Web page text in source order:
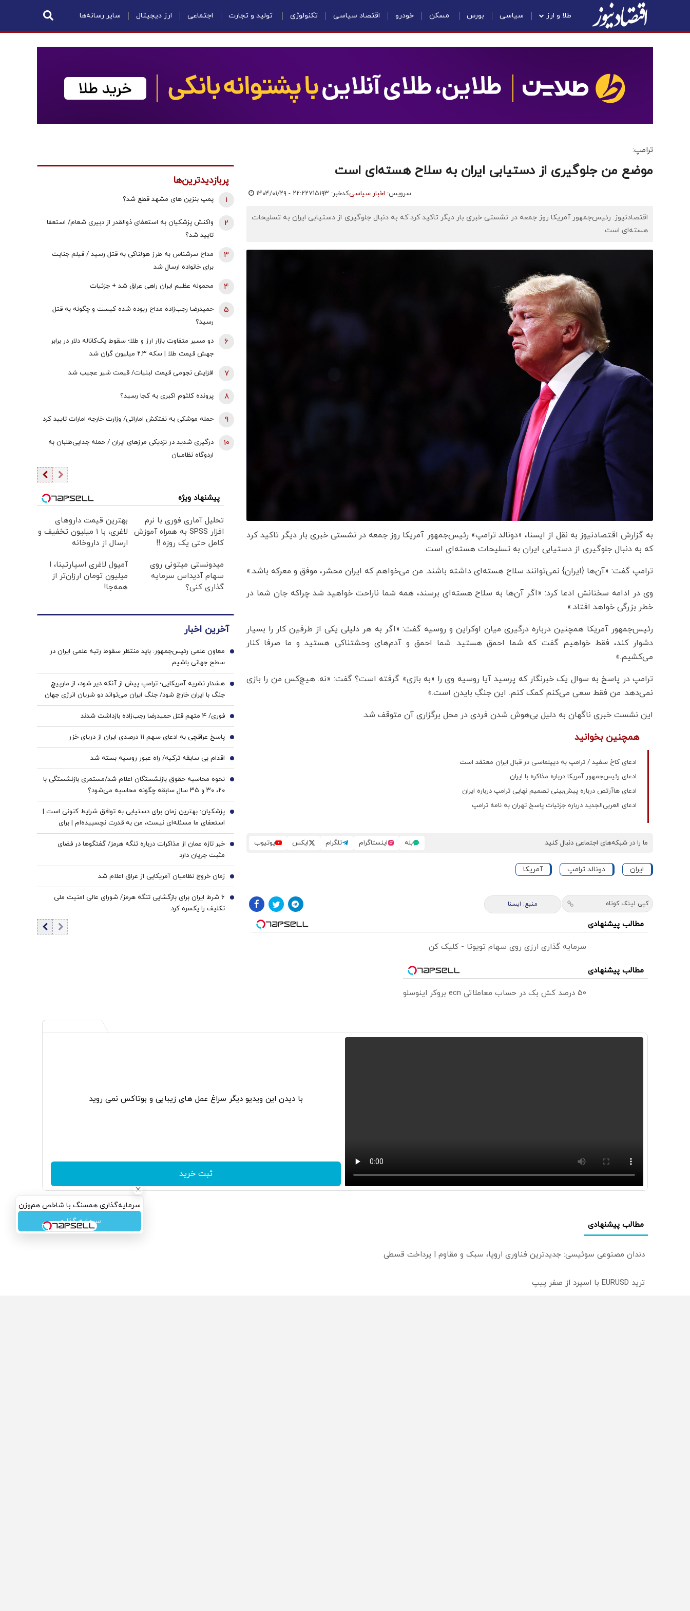
طلا و ارز سیاسی بورس مسکن خودرو اقتصاد سیاسی تکنولوژی تولید و تجارت اجتماعی ارز دیجیتال سایر رسانه‌ها
ترامپ:
موضع من جلوگیری از دستیابی ایران به سلاح هسته‌ای است
سرویس: اخبار سیاسیکدخبر: ۷۱۵۱۹۳ ۱۴۰۴/۰۱/۲۹ - ۲۲:۲۲
اقتصادنیوز: رئیس‌جمهور آمریکا روز جمعه در نشستی خبری بار دیگر تاکید کرد که به دنبال جلوگیری از دستیابی ایران به تسلیحات
هسته‌ای است.
به گزارش اقتصادنیوز به نقل از ایسنا، «دونالد ترامپ» رئیس‌جمهور آمریکا روز جمعه در نشستی خبری بار دیگر تاکید کرد
که به دنبال جلوگیری از دستیابی ایران به تسلیحات هسته‌ای است.
ترامپ گفت: «آن‌ها {ایران} نمی‌توانند سلاح هسته‌ای داشته باشند. من می‌خواهم که ایران محشر، موفق و معرکه باشد.»
وی در ادامه سخنانش ادعا کرد: «اگر آن‌ها به سلاح هسته‌ای برسند، همه شما ناراحت خواهید شد چراکه جان شما در
خطر بزرگی خواهد افتاد.»
رئیس‌جمهور آمریکا همچنین درباره درگیری میان اوکراین و روسیه گفت: «اگر به هر دلیلی یکی از طرفین کار را بسیار
دشوار کند، فقط خواهیم گفت که شما احمق هستید. شما احمق‌ و آدم‌های وحشتناکی هستید و ما صرفا کنار
می‌کشیم.»
ترامپ در پاسخ به سوال یک خبرنگار که پرسید آیا روسیه وی را «به بازی» گرفته است؟ گفت: «نه. هیچ‌کس من را بازی
نمی‌دهد. من فقط سعی می‌کنم کمک کنم. این جنگِ بایدن است.»
این نشست خبری ناگهان به دلیل بی‌هوش شدن فردی در محل برگزاری آن متوقف شد.
همچنین بخوانید
ادعای کاخ سفید / ترامپ به دیپلماسی در قبال ایران معتقد است
ادعای رئیس‌جمهور آمریکا درباره مذاکره با ایران
ادعای هاآرتص درباره پیش‌بینی تصمیم نهایی ترامپ درباره ایران
ادعای العربی‌الجدید درباره جزئیات پاسخ تهران به نامه ترامپ
ما را در شبکه‌های اجتماعی دنبال کنید بله اینستاگرام تلگرام ایکس یوتیوب
ایران دونالد ترامپ آمریکا
کپی لینک کوتاه منبع: ايسنا
مطالب پیشنهادی
سرمایه گذاری ارزی روی سهام تویوتا - کلیک کن
مطالب پیشنهادی
۵۰ درصد کش بک در حساب معاملاتی ecn بروکر اینوسلو
سرمایه‌گذاری همسنگ با شاخص هم‌وزن
سرمایه گذاری
پربازدیدترین‌ها
پمپ بنزین های مشهد قطع شد؟ 1
واکنش پزشکیان به استعفای ذوالقدر از دبیری شعام/ استعفا
تایید شد؟
2
مداح سرشناس به طرز هولناکی به قتل رسید / فیلم جنایت
برای خانواده ارسال شد
3
محموله عظیم ایران راهی عراق شد + جزئیات 4
حمیدرضا رجب‌زاده مداح ربوده شده کیست و چگونه به قتل
رسید؟
5
دو مسیر متفاوت بازار ارز و طلا؛ سقوط یک‌کاناله دلار در برابر
جهش قیمت طلا | سکه ۲.۳ میلیون گران شد
6
افزایش نجومی قیمت لبنیات/ قیمت شیر عجیب شد 7
پرونده کلثوم اکبری به کجا رسید؟ 8
حمله موشکی به نفتکش اماراتی/ وزارت خارجه امارات تایید کرد 9
درگیری شدید در نزدیکی مرز‌های ایران / حمله جدایی‌طلبان به
اردوگاه نظامیان
10
پیشنهاد ویژه
تحلیل آماری فوری با نرم
افزار SPSS به همراه آموزش
کامل حتی یک روزه !!
بهترین قیمت داروهای
لاغری، با ۱ میلیون تخفیف و
ارسال از داروخانه‌
میدونستی میتونی روی
سهام آدیداس سرمایه
گذاری کنی؟
آمپول لاغری اسپارتینا، ا
میلیون تومان ارزان‌تر از
همه‌جا!
آخرین اخبار
معاون علمی رئیس‌جمهور: باید منتظر سقوط رتبه علمی ایران در
سطح جهانی باشیم
1
هشدار نشریه آمریکایی؛ ترامپ پیش از آنکه دیر شود، از مارپیچ
جنگ با ایران خارج شود/ جنگ ایران می‌تواند دو شریان انرژی جهان
را به خطر بیندازد
2
فوری/ ۴ متهم قتل حمیدرضا رجب‌زاده بازداشت شدند 3
پاسخ عراقچی به ادعای سهم ۱۱ درصدی ایران از دریای خزر 4
اقدام بی سابقه ترکیه/ راه عبور روسیه بسته شد 5
نحوه محاسبه حقوق بازنشستگان اعلام شد/مستمری بازنشستگی با
۲۰، ۳۰ و ۳۵ سال سابقه چگونه محاسبه می‌شود؟
6
پزشکیان‌: بهترین زمان برای دستیابی به توافق شرایط کنونی است |
استعفای ما مسئله‌ای نیست، من به قدرت نچسبیده‌ام | برای
همیشه که نمی‌توان جنگید | برنامه این بود که حتی به پاسگاه‌های
مرزی ما حمله شود
7
خبر تازه عمان از مذاکرات درباره تنگه هرمز/ گفتگوها در فضای
مثبت جریان دارد
8
زمان خروج نظامیان آمریکایی از عراق اعلام شد 9
۶ شرط ایران برای بازگشایی تنگه هرمز/ شورای عالی امنیت ملی
تکلیف را یکسره کرد
10
با دیدن این ویدیو دیگر سراغ عمل های زیبایی و بوتاکس نمی روید
ثبت خرید
مطالب پیشنهادی
دندان مصنوعی سوئیسی: جدیدترین فناوری اروپا، سبک و مقاوم | پرداخت قسطی
ترید EURUSD با اسپرد از صفر پیپ